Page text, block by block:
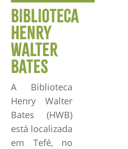
BIBLIOTECA
HENRY
WALTER
BATES
A Biblioteca
Henry Walter
Bates (HWB)
está localizada
em Tefé, no